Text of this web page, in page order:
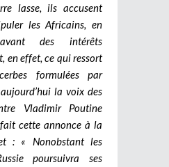
lasse, ils accusent
les Africains, en
des intérêts
en effet, ce qui ressort
formulées par
la voix des
Vladimir Poutine
cette annonce à la
: « Nonobstant les
poursuivra ses